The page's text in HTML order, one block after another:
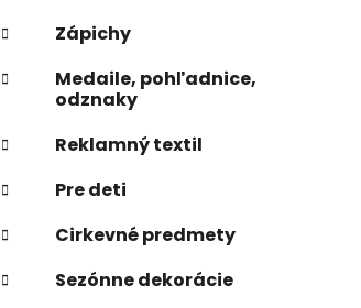
r
i
e
Zápichy
Medaile, pohľadnice,
odznaky
Reklamný textil
Pre deti
Cirkevné predmety
Sezónne dekorácie